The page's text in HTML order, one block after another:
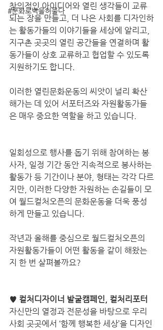
#문화로벽을허물다
창의적인 아이디어와 열린 생각들이 교류
되는 장을 만들고, 더 나은 사회를 디자인하
는 활동가들의 이야기들을 세상에 알리고,
지구촌 곳곳의 열린 공간들을 연결하며 활
동가들이 상호 교류하고 협업할 수 있도록
지원하기도 합니다.
이러한 열린문화운동의 씨앗이 널리 확산
해가는 데 있어 서포터즈와 자원활동가들
은 매우 중요한 역할을 하고 있습니다.
일회성으로 행사를 돕기 위해 참여하는 봉
사자, 일정 기간 동안 지속적으로 봉사하는
활동가 등 기간이나 분야, 형태는 각각 다르
지만, 이러한 다양한 자원하는 손길들이 모
여 월드컬처오픈의 문화운동을 더욱 풍성
하게 만들고 있습니다.
작년과 올해를 중심으로 월드컬처오픈의
자원활동가들이 어떤 활동을 같이 해왔는
지 한 번 살펴볼까요?
♥ 컬처디자이너 발굴캠페인, 컬처리포터
자신만의 열정과 전문성을 바탕으로 우리
사회 곳곳에서 ‘함께 행복한 세상’을 디자인